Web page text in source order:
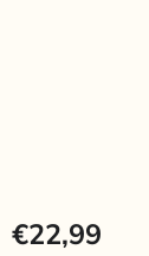
€22,99